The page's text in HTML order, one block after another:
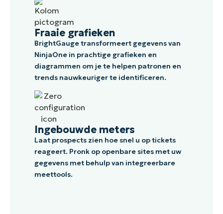
Fraaie grafieken
BrightGauge transformeert gegevens van
NinjaOne in prachtige grafieken en
diagrammen om je te helpen patronen en
trends nauwkeuriger te identificeren.
Ingebouwde meters
Laat prospects zien hoe snel u op tickets
reageert. Pronk op openbare sites met uw
gegevens met behulp van integreerbare
meettools.